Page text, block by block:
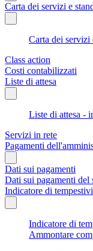
Carta dei servizi e
Carta dei servizi
Class action
Costi contabilizzati
Liste di attesa
Liste di attesa -
Servizi in rete
Pagamenti
Dati sui pagamenti
Dati sui pagamenti del
Indicatore di
Indicatore di
Ammontare